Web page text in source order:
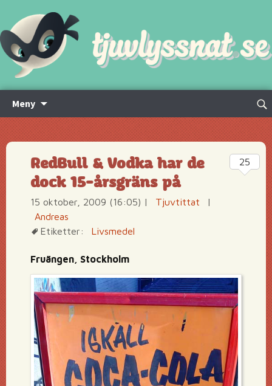
Meny
innehåll
Sök
RedBull & Vodka har de
dock 15-årsgräns på
15 oktober, 2009 (16:05) | Tjuvtittat
|
Andreas
Etiketter:
Livsmedel
Fruängen, Stockholm
25